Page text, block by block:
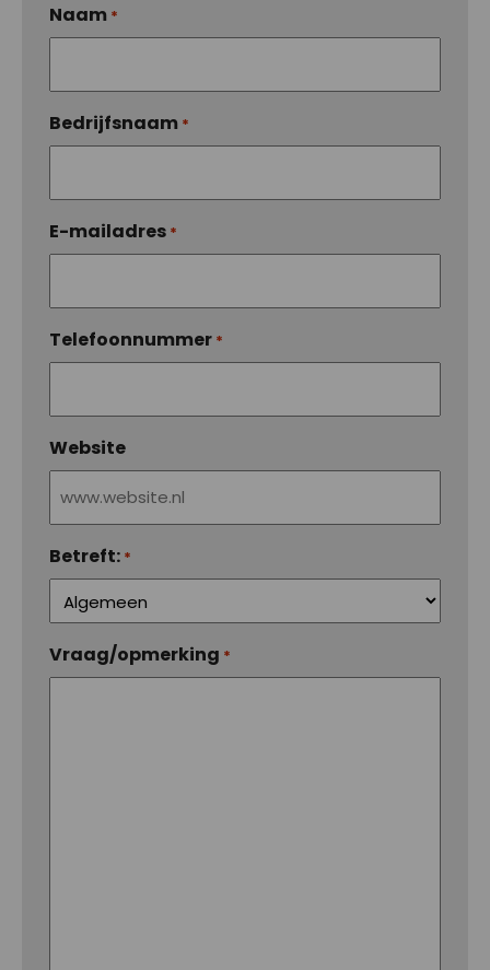
Naam *
Bedrijfsnaam *
E-mailadres *
Telefoonnummer *
Website
Betreft: *
Vraag/opmerking *